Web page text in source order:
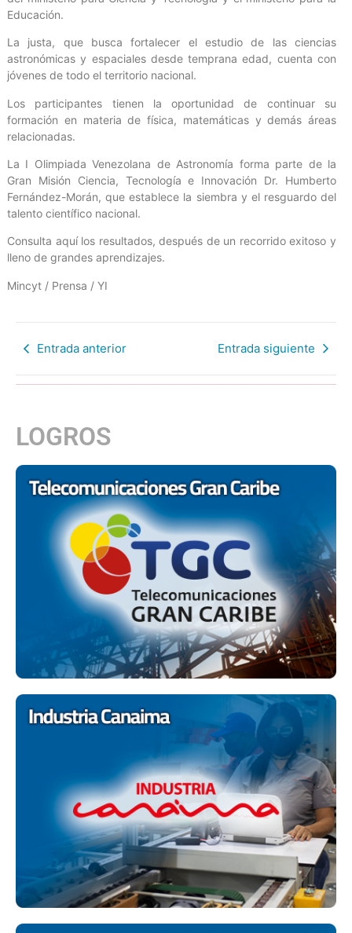
Educación.
La justa, que busca fortalecer el estudio de las ciencias
astronómicas y espaciales desde temprana edad, cuenta con
jóvenes de todo el territorio nacional.
Los participantes tienen la oportunidad de continuar su
formación en materia de física, matemáticas y demás áreas
relacionadas.
La I Olimpiada Venezolana de Astronomía forma parte de la
Gran Misión Ciencia, Tecnología e Innovación Dr. Humberto
Fernández-Morán, que establece la siembra y el resguardo del
talento científico nacional.
Consulta aquí los resultados, después de un recorrido exitoso y
lleno de grandes aprendizajes.
Mincyt / Prensa / YI
Entrada anterior Entrada siguiente
LOGROS